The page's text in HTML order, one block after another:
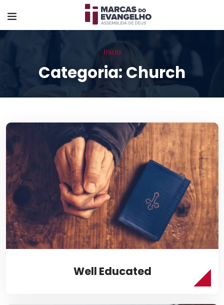
Início
Categoria:Church
Well Educated